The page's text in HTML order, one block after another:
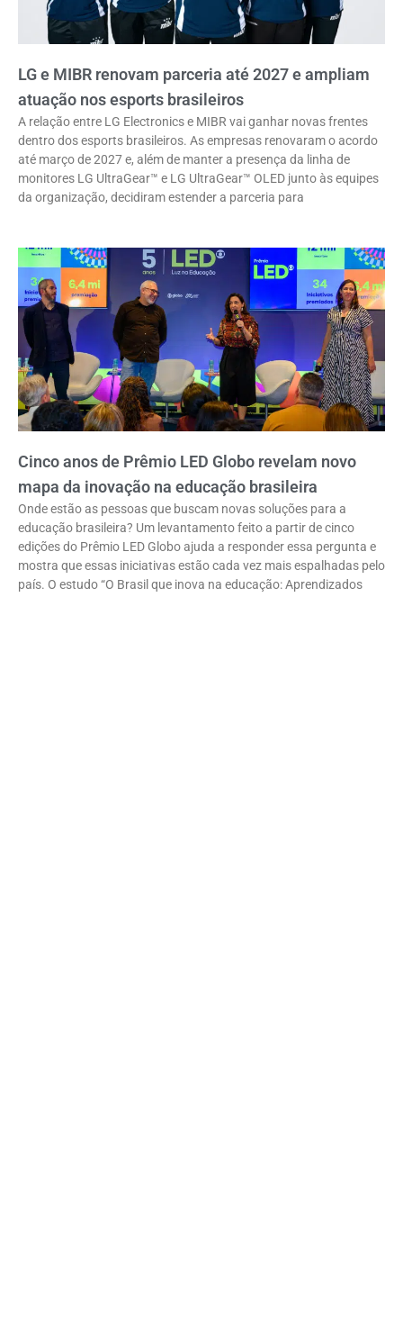
LG e MIBR renovam parceria até 2027 e ampliam
atuação nos esports brasileiros
A relação entre LG Electronics e MIBR vai ganhar novas frentes
dentro dos esports brasileiros. As empresas renovaram o acordo
até março de 2027 e, além de manter a presença da linha de
monitores LG UltraGear™ e LG UltraGear™ OLED junto às equipes
da organização, decidiram estender a parceria para
Cinco anos de Prêmio LED Globo revelam novo
mapa da inovação na educação brasileira
Onde estão as pessoas que buscam novas soluções para a
educação brasileira? Um levantamento feito a partir de cinco
edições do Prêmio LED Globo ajuda a responder essa pergunta e
mostra que essas iniciativas estão cada vez mais espalhadas pelo
país. O estudo “O Brasil que inova na educação: Aprendizados